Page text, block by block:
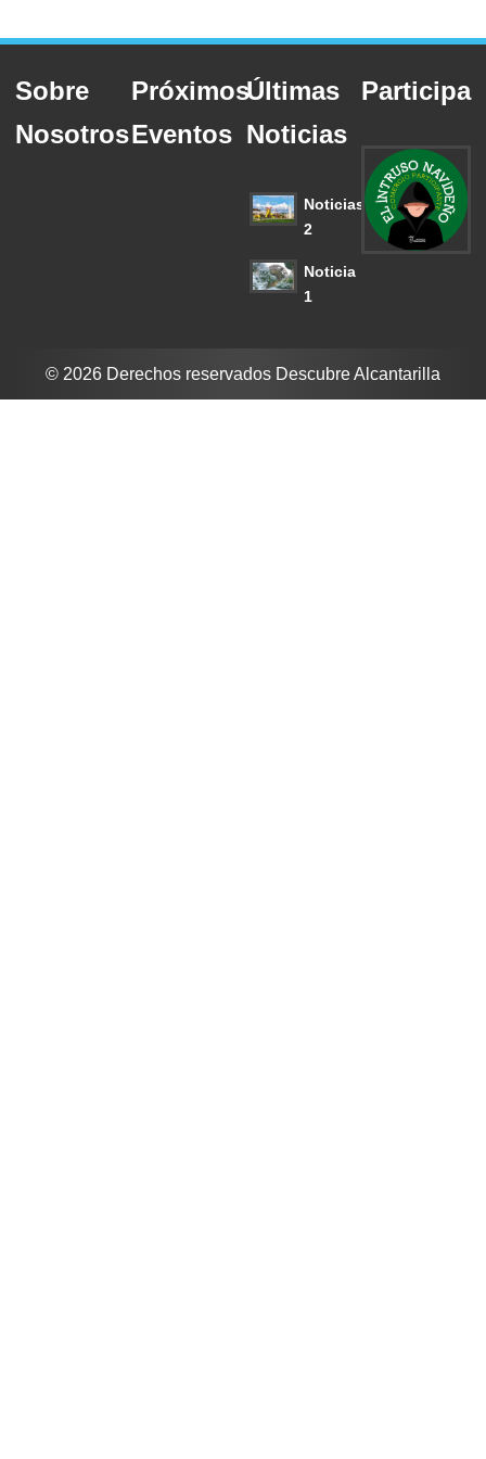
Sobre
Nosotros
Próximos
Eventos
Últimas
Noticias
Noticias
2
Noticia
1
Participa
© 2026 Derechos reservados Descubre Alcantarilla